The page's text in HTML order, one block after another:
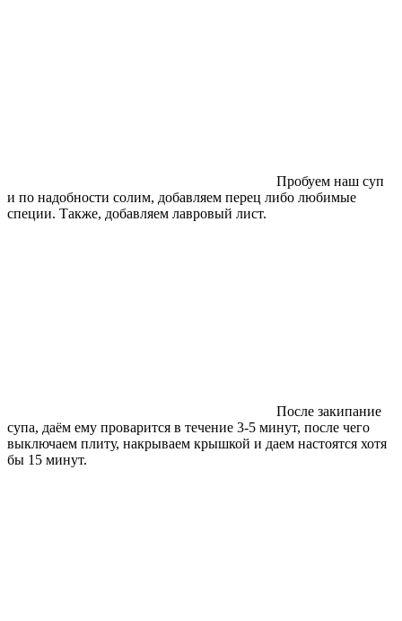
Пробуем наш суп
и по надобности солим, добавляем перец либо любимые
специи. Также, добавляем лавровый лист.
После закипание
супа, даём ему проварится в течение 3-5 минут, после чего
выключаем плиту, накрываем крышкой и даем настоятся хотя
бы 15 минут.